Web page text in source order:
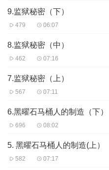
9.监狱秘密（下）
479 06:07
8.监狱秘密（中）
462 07:16
7.监狱秘密（上）
567 07:11
6.黑曜石马桶人的制造（下）
696 08:02
5. 黑曜石马桶人的制造(上）
582 07:17